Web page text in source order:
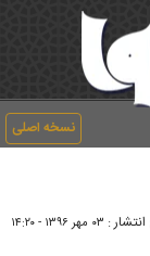
نسخه اصلی
: ۰۳ مهر ۱۳۹۶ - ۱۴:۲۰